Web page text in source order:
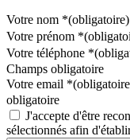
Votre nom *(obligatoire)
Votre prénom *
Votre téléphone *
Champs obligatoire
Votre email *
obligatoire
J'accepte d'être
sélectionnés afin